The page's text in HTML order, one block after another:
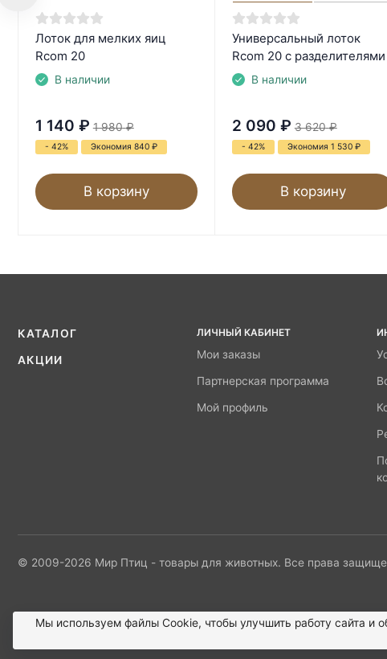
Лоток для мелких яиц
Rcom 20
В наличии
1 140 ₽ 1 980 ₽
- 42% Экономия 840 ₽
В корзину
Универсальный лоток
Rcom 20 с разделителями
В наличии
2 090 ₽ 3 620 ₽
- 42% Экономия 1 530 ₽
В корзину
КАТАЛОГ
АКЦИИ
ЛИЧНЫЙ КАБИНЕТ
Мои заказы
Партнерская программа
Мой профиль
© 2009-2026 Мир Птиц - товары для животных. Все права
Мы используем файлы Сookie, чтобы улучшить работу сайта и